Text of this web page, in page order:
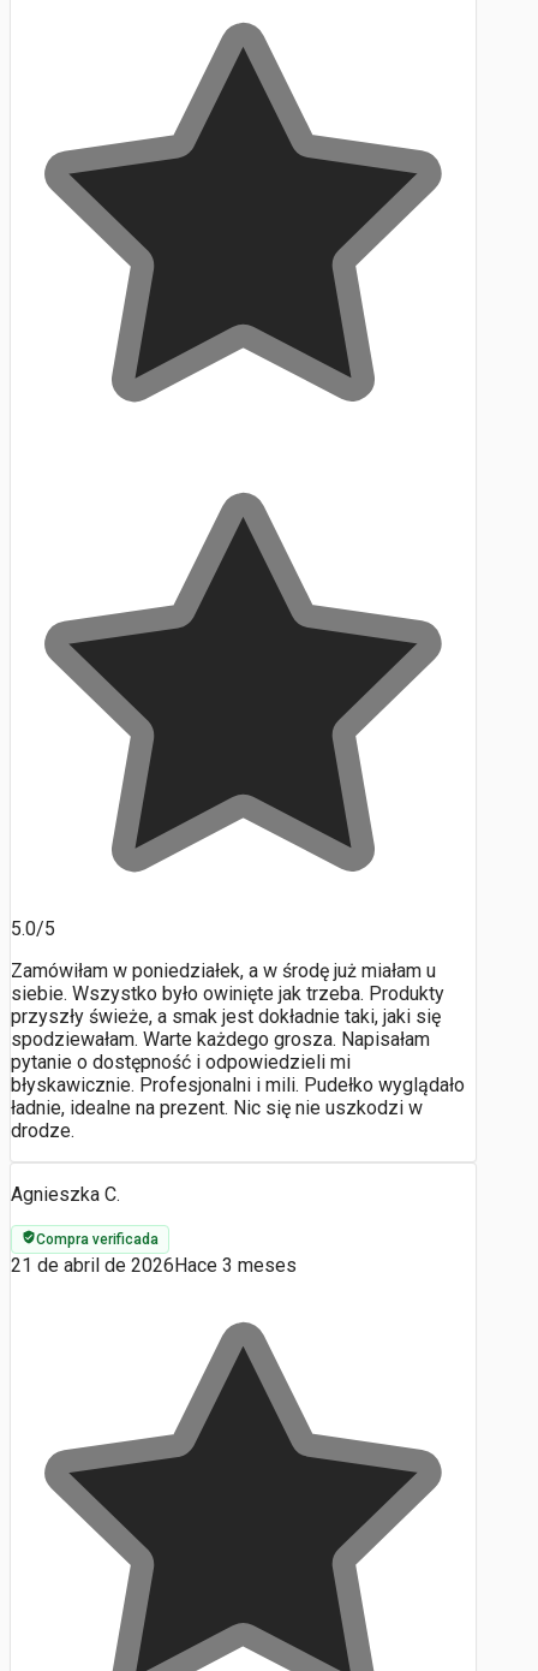
5.0/5
Zamówiłam w poniedziałek, a w środę już miałam u
siebie. Wszystko było owinięte jak trzeba. Produkty
przyszły świeże, a smak jest dokładnie taki, jaki się
spodziewałam. Warte każdego grosza. Napisałam
pytanie o dostępność i odpowiedzieli mi
błyskawicznie. Profesjonalni i mili. Pudełko wyglądało
ładnie, idealne na prezent. Nic się nie uszkodzi w
drodze.
Agnieszka C.
Compra verificada
21 de abril de 2026Hace 3 meses